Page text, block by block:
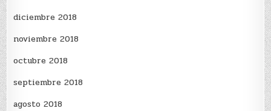
diciembre 2018
noviembre 2018
octubre 2018
septiembre 2018
agosto 2018